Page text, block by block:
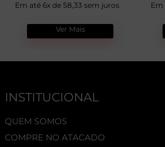
Em até 6x de 58,33 sem juros
Ver Mais
Em
INSTITUCIONAL
QUEM SOMOS
COMPRE NO ATACADO